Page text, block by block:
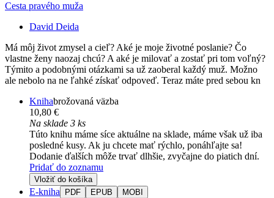
Cesta pravého muža
David Deida
Má môj život zmysel a cieľ? Aké je moje životné poslanie? Čo
vlastne ženy naozaj chcú? A aké je milovať a zostať pri tom voľný?
Týmito a podobnými otázkami sa už zaoberal každý muž. Možno
ale nebolo na ne ľahké získať odpoveď. Teraz máte pred sebou kn
Knihabrožovaná väzba
10,80 €
Na sklade 3 ks
Túto knihu máme síce aktuálne na sklade, máme však už iba
posledné kusy. Ak ju chcete mať rýchlo, ponáhľajte sa!
Dodanie ďalších môže trvať dlhšie, zvyčajne do piatich dní.
Pridať do zoznamu
Vložiť do košíka
E-kniha PDF EPUB MOBI